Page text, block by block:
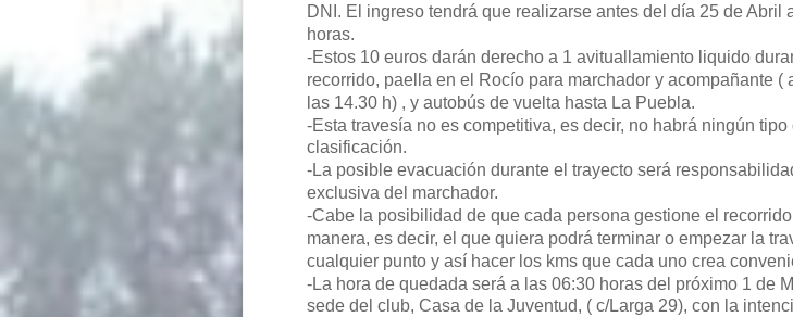
DNI. El ingreso tendrá que realizarse antes del día 25 de Abril
horas.
-Estos 10 euros darán derecho a 1 avituallamiento liquido
recorrido, paella en el Rocío para marchador y acompañante (
las 14.30 h) , y autobús de vuelta hasta La Puebla.
-Esta travesía no es competitiva, es decir, no habrá ningún tipo
clasificación.
-La posible evacuación durante el trayecto será
exclusiva del marchador.
-Cabe la posibilidad de que cada persona gestione el
manera, es decir, el que quiera podrá terminar o empezar la
cualquier punto y así hacer los kms que cada uno crea
-La hora de quedada será a las 06:30 horas del próximo 1 de
sede del club, Casa de la Juventud, ( c/Larga 29), con la